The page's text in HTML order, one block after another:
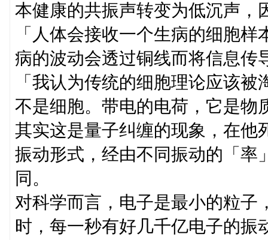
本健康的共振声转变为低沉声，
「人体会接收一个生病的细胞
病的波动会透过铜线而将信息传
「我认为传统的细胞理论应该
不是细胞。带电的电荷，它是物
其实这是量子纠缠的现象，在他
振动形式，经由不同振动的「率
同。
对科学而言，电子是最小的粒子
时，每一秒有好几千亿电子的振